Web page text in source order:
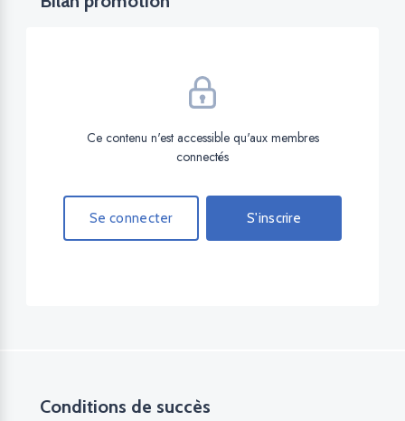
Ce contenu n'est accessible qu'aux membres
connectés
Se connecter S'inscrire
Conditions de succès